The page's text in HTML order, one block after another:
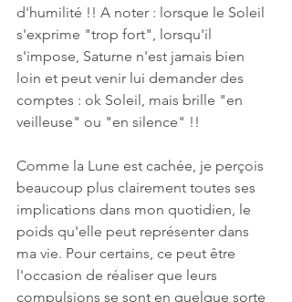
d'humilité !! A noter : lorsque le Soleil
s'exprime "trop fort", lorsqu'il
s'impose, Saturne n'est jamais bien
loin et peut venir lui demander des
comptes : ok Soleil, mais brille "en
veilleuse" ou "en silence" !!
Comme la Lune est cachée, je perçois
beaucoup plus clairement toutes ses
implications dans mon quotidien, le
poids qu'elle peut représenter dans
ma vie. Pour certains, ce peut être
l'occasion de réaliser que leurs
compulsions se sont en quelque sorte